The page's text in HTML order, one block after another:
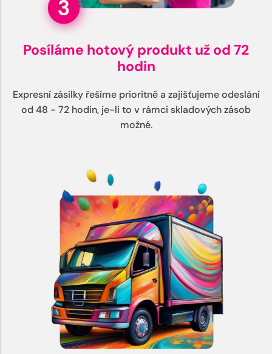
Posíláme hotový produkt už od 72
hodin
Expresní zásilky řešíme prioritně a zajišťujeme odeslání
od 48 - 72 hodin, je-li to v rámci skladových zásob
možné.